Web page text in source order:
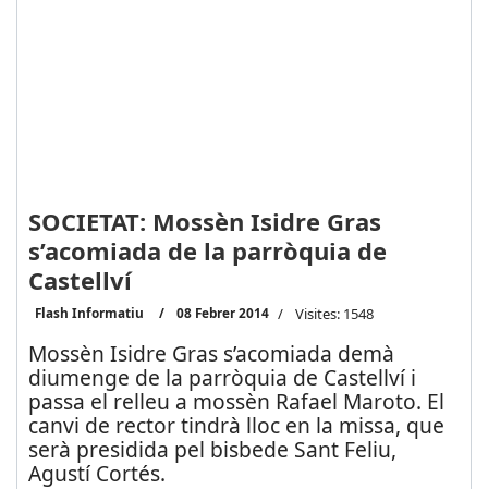
SOCIETAT: Mossèn Isidre Gras
s’acomiada de la parròquia de
Castellví
Flash Informatiu 08 Febrer 2014 Visites: 1548
Mossèn Isidre Gras s’acomiada demà
diumenge de la parròquia de Castellví i
passa el relleu a mossèn Rafael Maroto. El
canvi de rector tindrà lloc en la missa, que
serà presidida pel bisbede Sant Feliu,
Agustí Cortés.